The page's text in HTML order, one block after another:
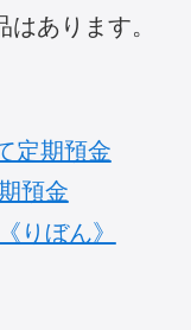
あります。
定期預金
預金
りぼん》